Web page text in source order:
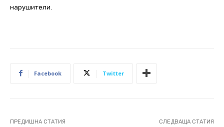
нарушители.
Facebook Twitter
ПРЕДИШНА СТАТИЯ СЛЕДВАЩА СТАТИЯ